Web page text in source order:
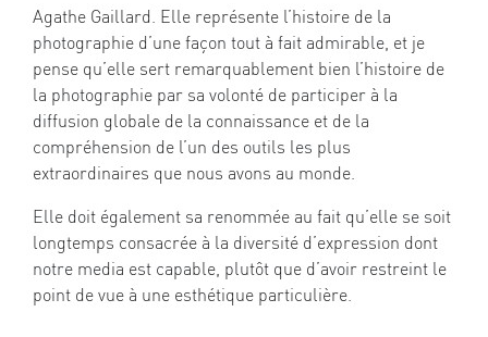
Agathe Gaillard. Elle représente l’histoire de la
photographie d’une façon tout à fait admirable, et je
pense qu’elle sert remarquablement bien l’histoire de
la photographie par sa volonté de participer à la
diffusion globale de la connaissance et de la
compréhension de l’un des outils les plus
extraordinaires que nous avons au monde.
Elle doit également sa renommée au fait qu’elle se soit
longtemps consacrée à la diversité d’expression dont
notre media est capable, plutôt que d’avoir restreint le
point de vue à une esthétique particulière.